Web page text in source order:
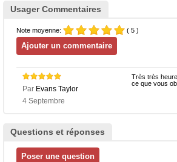
Usager Commentaires
Note moyenne: ( 5 )
Par Evans Taylor
4 Septembre
Très très
ce que vous
Questions et réponses